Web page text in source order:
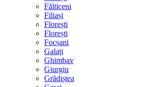
Fălticeni
Filiași
Florești
Florești
Focșani
Galați
Ghimbav
Giurgiu
Grădiștea